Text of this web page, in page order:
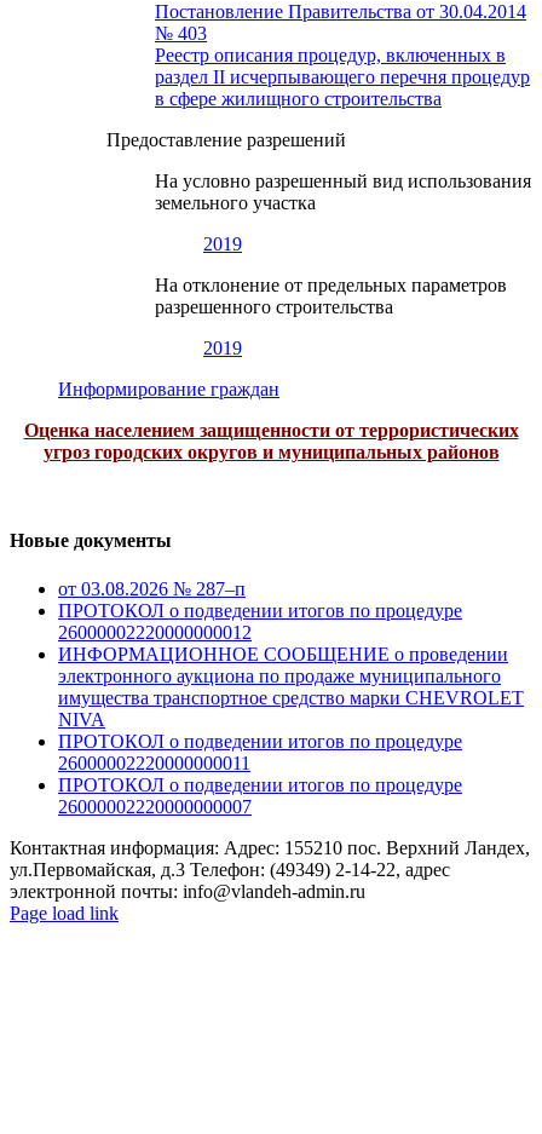
Постановление Правительства от 30.04.2014
№ 403
Реестр описания процедур, включенных в
раздел II исчерпывающего перечня процедур
в сфере жилищного строительства
Предоставление разрешений
На условно разрешенный вид использования
земельного участка
2019
На отклонение от предельных параметров
разрешенного строительства
2019
Информирование граждан
Оценка населением защищенности от террористических
угроз городских округов и муниципальных районов
Новые документы
от 03.08.2026 № 287–п
ПРОТОКОЛ о подведении итогов по процедуре
26000002220000000012
ИНФОРМАЦИОННОЕ СООБЩЕНИЕ о проведении
электронного аукциона по продаже муниципального
имущества транспортное средство марки CHEVROLET
NIVA
ПРОТОКОЛ о подведении итогов по процедуре
26000002220000000011
ПРОТОКОЛ о подведении итогов по процедуре
26000002220000000007
Контактная информация: Адрес: 155210 пос. Верхний Ландех,
ул.Первомайская, д.3 Телефон: (49349) 2-14-22, адрес
электронной почты: info@vlandeh-admin.ru
Page load link